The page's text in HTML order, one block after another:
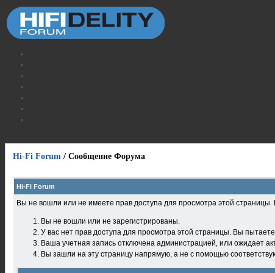
Hi-Fi Forum / Сообщение Форума
Hi-Fi Forum
Вы не вошли или не имеете прав доступа для просмотра этой
Вы не вошли или не зарегистрированы.
У вас нет прав доступа для просмотра этой страницы. Вы
Ваша учетная запись отключена администрацией, или ожидает
Вы зашли на эту страницу напрямую, а не с помощью